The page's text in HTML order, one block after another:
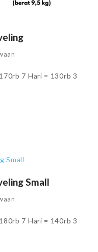
7 Hari = 130rb 3
Small
7 Hari = 140rb 3